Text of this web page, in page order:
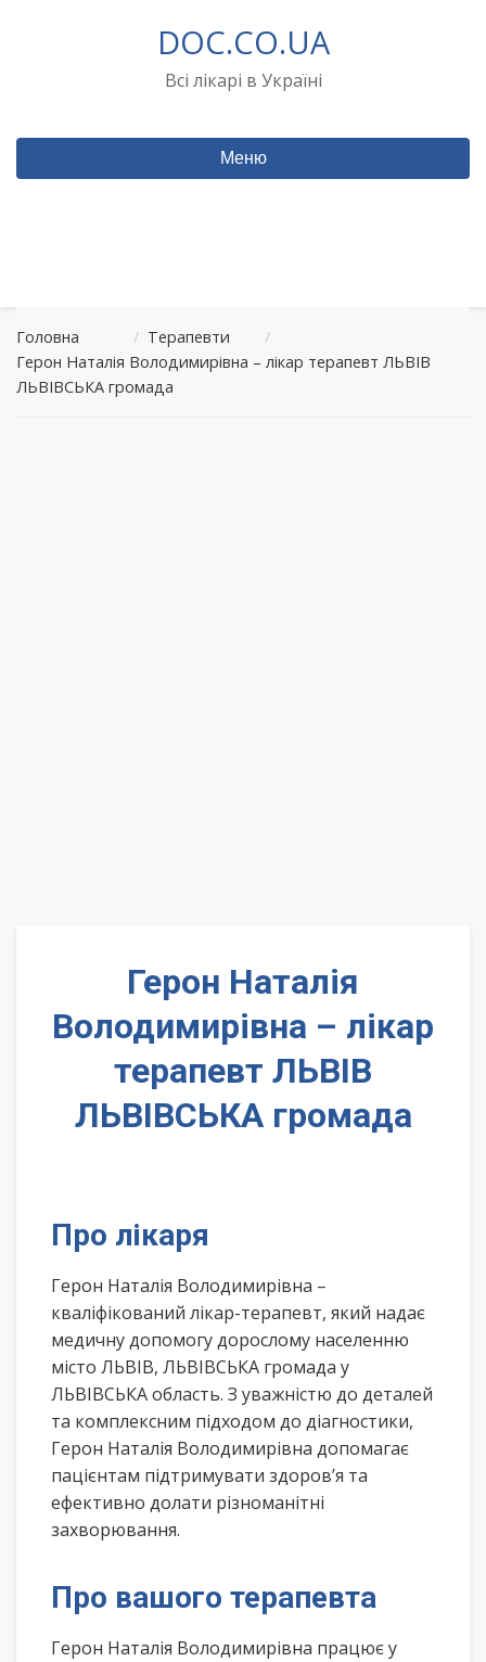
DOC.CO.UA
Всі лікарі в Україні
Меню
Головна / Терапевти
/
Герон Наталія Володимирівна – лікар терапевт ЛЬВІВ
ЛЬВІВСЬКА громада
Герон Наталія
Володимирівна – лікар
терапевт ЛЬВІВ
ЛЬВІВСЬКА громада
Про лікаря
Герон Наталія Володимирівна –
кваліфікований лікар-терапевт, який надає
медичну допомогу дорослому населенню
місто ЛЬВІВ, ЛЬВІВСЬКА громада у
ЛЬВІВСЬКА область. З уважністю до деталей
та комплексним підходом до діагностики,
Герон Наталія Володимирівна допомагає
пацієнтам підтримувати здоров’я та
ефективно долати різноманітні
захворювання.
Про вашого терапевта
Герон Наталія Володимирівна працює у